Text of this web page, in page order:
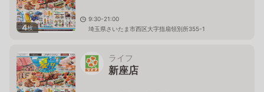
4枚
9:30-21:00
埼玉県さいたま市西区大字指扇領別所355-1
ライフ
新座店